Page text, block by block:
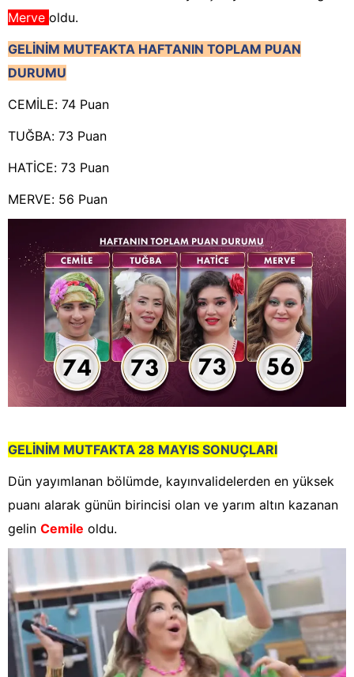
Merve oldu.
GELİNİM MUTFAKTA HAFTANIN TOPLAM PUAN
DURUMU
CEMİLE: 74 Puan
TUĞBA: 73 Puan
HATİCE: 73 Puan
MERVE: 56 Puan
GELİNİM MUTFAKTA 28 MAYIS SONUÇLARI
Dün yayımlanan bölümde, kayınvalidelerden en yüksek
puanı alarak günün birincisi olan ve yarım altın kazanan
gelin Cemile oldu.